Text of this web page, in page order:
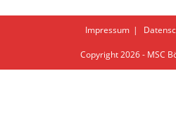
Impressum
Copyright 2026 - MSC